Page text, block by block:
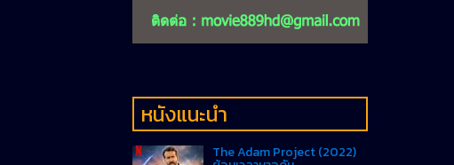
หนังแนะนำ
The Adam Project (2022)